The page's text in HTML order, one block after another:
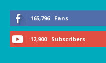
165,796 Fans
12,900 Subscribers